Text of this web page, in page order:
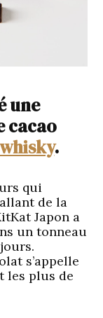
une
cacao
.
qui
de la
Japon a
un tonneau
s’appelle
les plus de